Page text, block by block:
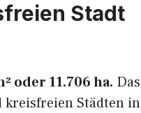
Stadt
oder 11.706 ha. Das
kreisfreien Städten in